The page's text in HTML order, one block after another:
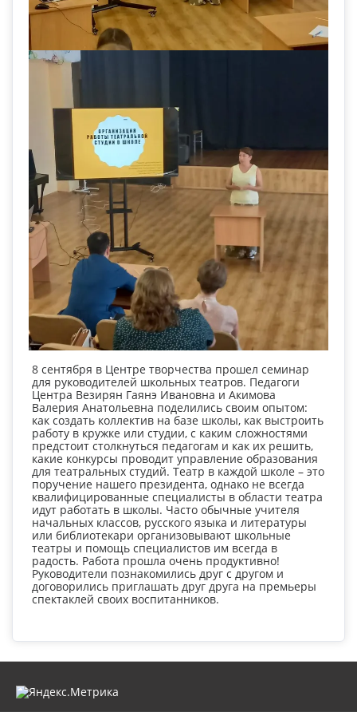
8 сентября в Центре творчества прошел семинар
для руководителей школьных театров. Педагоги
Центра Везирян Гаянэ Ивановна и Акимова
Валерия Анатольевна поделились своим опытом:
как создать коллектив на базе школы, как выстроить
работу в кружке или студии, с каким сложностями
предстоит столкнуться педагогам и как их решить,
какие конкурсы проводит управление образования
для театральных студий. Театр в каждой школе – это
поручение нашего президента, однако не всегда
квалифицированные специалисты в области театра
идут работать в школы. Часто обычные учителя
начальных классов, русского языка и литературы
или библиотекари организовывают школьные
театры и помощь специалистов им всегда в
радость. Работа прошла очень продуктивно!
Руководители познакомились друг с другом и
договорились приглашать друг друга на премьеры
спектаклей своих воспитанников.